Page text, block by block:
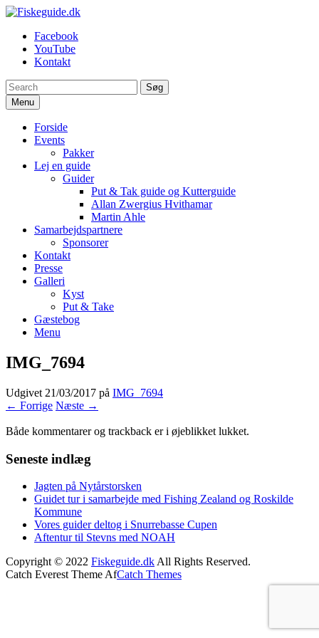
Spring
indhold
Fiskeguide.dk
En fiskeguide, der skaffer dig en uforglemmelig fight
Facebook
YouTube
Kontakt
Søg
Menu
Forside
Events
Pakker
Lej en guide
Guider
Put & Tak guide og Kutterguide
Allan Zwergius Hvithamar
Martin Ahle
Samarbejdspartnere
Sponsorer
Kontakt
Presse
Galleri
Kyst
Put & Take
Gæstebog
Menu
IMG_7694
Udgivet 21/03/2017 på IMG_7694
← Forrige Næste →
Både kommentarer og trackback er i øjeblikket lukket.
Seneste indlæg
Jagten på Nytårstorsken
Guidet tur i samarbejde med Fishing Zealand og Roskilde
Kommune
Vores guider deltog i Snurrebasse Cupen
Aftentur til Stevns med NOAH
Copyright © 2022 Fiskeguide.dk All Rights Reserved.
Catch Everest Theme AfCatch Themes